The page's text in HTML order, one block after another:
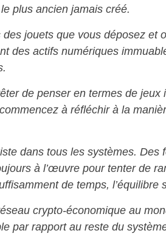
plus ancien jamais créé.
des jouets que vous déposez et
des actifs numériques
de penser en termes de
à réfléchir à la
dans tous les systèmes.
à l’œuvre pour tenter de
de temps, l’équilibre
crypto-économique au
par rapport au reste du